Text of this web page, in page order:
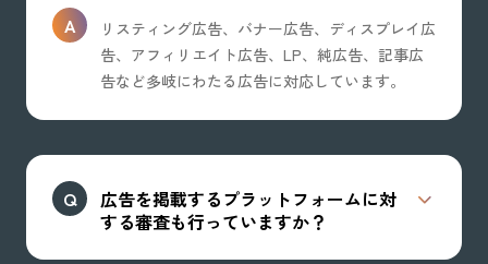
リスティング広告、バナー広告、ディスプレイ広
告、アフィリエイト広告、LP、純広告、記事広
告など多岐にわたる広告に対応しています。
広告を掲載するプラットフォームに対
する審査も行っていますか？